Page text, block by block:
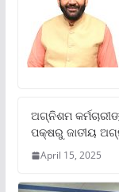
ଅଗ୍ନିଶମ
ପକ୍ଷରୁ ଜାତୀୟ
April 15, 2025